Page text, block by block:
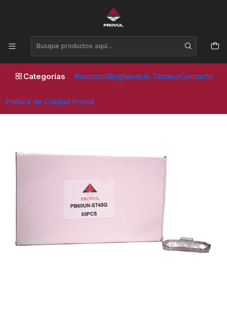
Categorías NosotrosBlogServicio TécnicoContacto
Política de Calidad Provul
Horario de atención Lunes a Viernes de 09:00 a 17:30 horas
Inicio Contrapesos